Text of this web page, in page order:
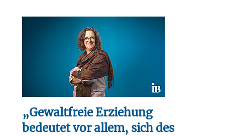
„Gewaltfreie Erziehung
bedeutet vor allem, sich des